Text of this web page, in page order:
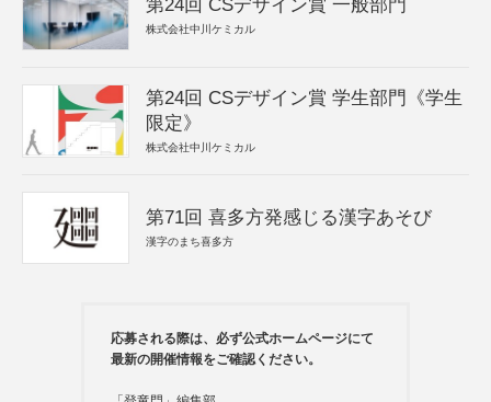
第24回 CSデザイン賞 一般部門
株式会社中川ケミカル
第24回 CSデザイン賞 学生部門《学生
限定》
株式会社中川ケミカル
第71回 喜多方発感じる漢字あそび
漢字のまち喜多方
応募される際は、必ず公式ホームページにて
最新の開催情報をご確認ください。